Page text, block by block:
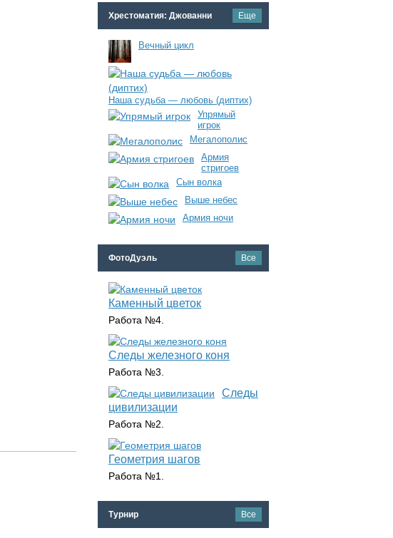
Хрестоматия: Джованни Еще
Вечный цикл
Наша судьба — любовь (диптих)
Упрямый
игрок
Мегалополис
Армия
стригоев
Сын волка
Выше небес
Армия ночи
ФотоДуэль Все
Каменный цветок
Работа №4.
Следы железного коня
Работа №3.
Следы
цивилизации
Работа №2.
Геометрия шагов
Работа №1.
Турнир Все